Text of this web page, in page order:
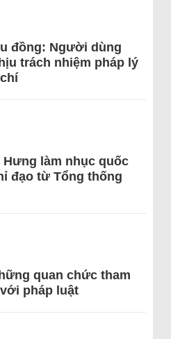
đồng: Người dùng
trách nhiệm pháp lý
làm nhục quốc
đạo từ Tổng thống
quan chức tham
pháp luật